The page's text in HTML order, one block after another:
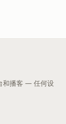
和播客 — 任何设